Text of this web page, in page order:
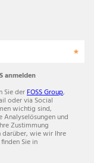
anmelden
Sie derFOSS Group,
oder via Social
wichtig sind,
und
Zustimmung
wie wir Ihre
Sie in